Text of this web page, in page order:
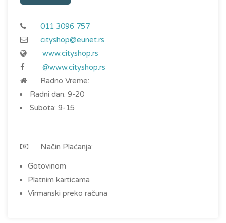
011 3096 757
cityshop@eunet.rs
www.cityshop.rs
@www.cityshop.rs
Radno Vreme:
Radni dan: 9-20
Subota: 9-15
Način Plaćanja:
Gotovinom
Platnim karticama
Virmanski preko računa